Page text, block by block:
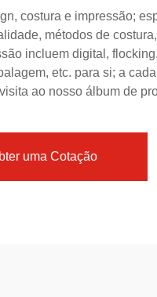
costura e impressão;
métodos de
incluem digital,
etc. para si; a
ao nosso álbum de
uma Cotação